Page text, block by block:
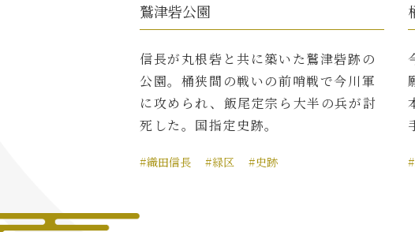
鷲津砦公園
信長が丸根砦と共に築いた鷲津砦跡の
公園。桶狭間の戦いの前哨戦で今川軍
に攻められ、飯尾定宗ら大半の兵が討
死した。国指定史跡。
#織田信長 #緑区 #史跡